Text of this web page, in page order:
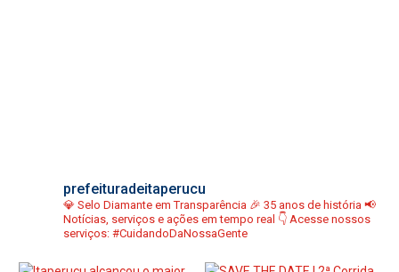
prefeituradeitaperucu
💎 Selo Diamante em Transparência 🎉 35 anos de história 📢
Notícias, serviços e ações em tempo real 👇 Acesse nossos
serviços: #CuidandoDaNossaGente